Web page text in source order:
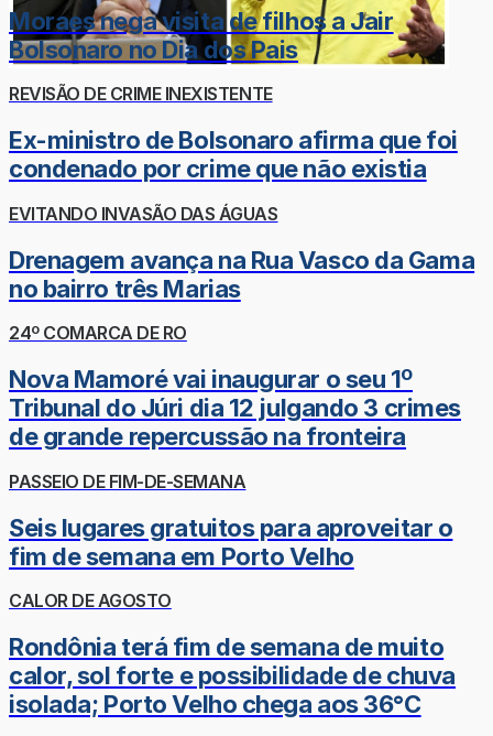
Moraes nega visita de filhos a Jair
Bolsonaro no Dia dos Pais
REVISÃO DE CRIME INEXISTENTE
Ex-ministro de Bolsonaro afirma que foi
condenado por crime que não existia
EVITANDO INVASÃO DAS ÁGUAS
Drenagem avança na Rua Vasco da Gama
no bairro três Marias
24º COMARCA DE RO
Nova Mamoré vai inaugurar o seu 1º
Tribunal do Júri dia 12 julgando 3 crimes
de grande repercussão na fronteira
PASSEIO DE FIM-DE-SEMANA
Seis lugares gratuitos para aproveitar o
fim de semana em Porto Velho
CALOR DE AGOSTO
Rondônia terá fim de semana de muito
calor, sol forte e possibilidade de chuva
isolada; Porto Velho chega aos 36°C